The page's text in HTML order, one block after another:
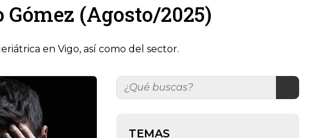
(Agosto/2025)
en Vigo, así como del sector.
TEMAS